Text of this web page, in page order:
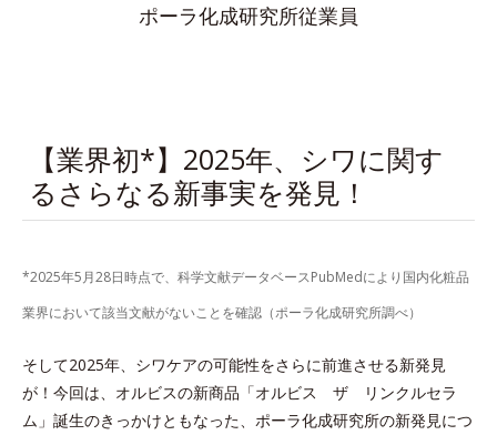
ポーラ化成研究所従業員
【業界初*】2025年、シワに関す
るさらなる新事実を発見！
*2025年5月28日時点で、科学文献データベースPubMedにより国内化粧品
業界において該当文献がないことを確認（ポーラ化成研究所調べ）
そして2025年、シワケアの可能性をさらに前進させる新発見
が！今回は、オルビスの新商品「オルビス ザ リンクルセラ
ム」誕生のきっかけともなった、ポーラ化成研究所の新発見につ